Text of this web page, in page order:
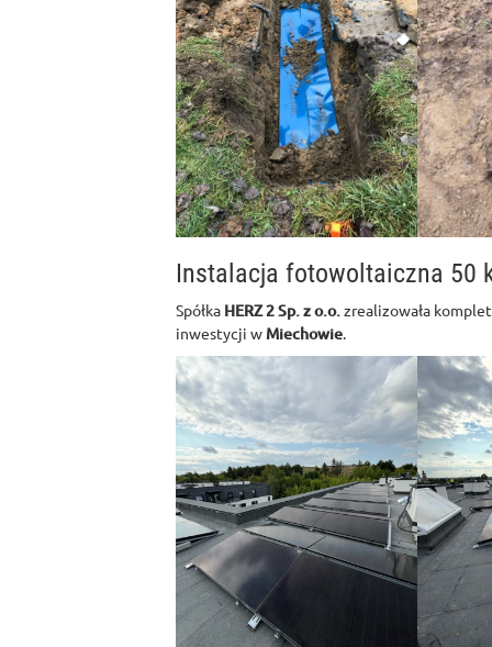
Instalacja fotowoltaiczna 50
Spółka HERZ 2 Sp. z o.o.zrealizowała
inwestycji w Miechowie